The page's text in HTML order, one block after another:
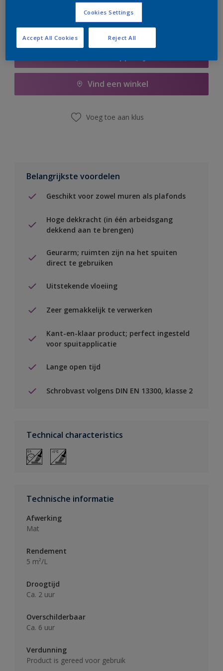
Vind een winkel
Voeg toe aan klus
Belangrijkste voordelen
Geschikt voor zowel muren als plafonds
Hoge dekkracht (in één arbeidsgang
dekkend aan te brengen)
Geurarm; ruimten zijn na het spuiten
direct te gebruiken
Uitstekende vloeiing
Zeer gemakkelijk te verwerken
Kant-en-klaar product; perfect ingesteld
voor spuitapplicatie
Lange open tijd
Schrobvast volgens DIN EN 13300, klasse 2
Technical characteristics
Technische informatie
Afwerking
Mat
Rendement
5 m²/L
Droogtijd
Ca. 2 uur
Overschilderbaar
Ca. 6 uur
Verdunning
Product is gereed voor gebruik
Cookies Settings
Reject All
Accept All Cookies